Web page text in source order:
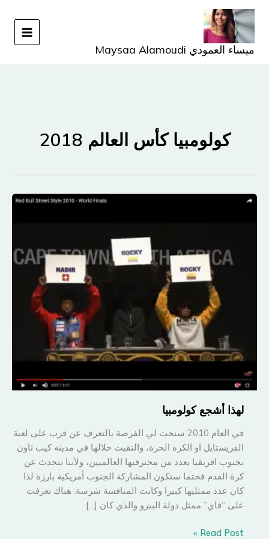
تخطي
المحتوى
ميساء العمودي Maysaa Alamoudi
كولومبيا كأس العالم 2018
لهذا أشجع كولومبيا
في العام 2010 سنحت لي الفرصة بالتعرف عن قرب على لعبة
الفريستايل او الكرة الحرة، والتقيت خلالها في مدينة كيب تاون
بجنوب افريقيا بعدد من محترفيها العالميين، ولأننا نتحدث عن
كرة القدم فحتما ستكون المشاركة الجنوب أمريكية بارزة لذا
كان عدد ممثليها كبيرا وكانت المنافسة شرسة. هناك تعرفت
على “فاي” ممثل دولة البيرو والذي كان […]
لهذا
Read Post »